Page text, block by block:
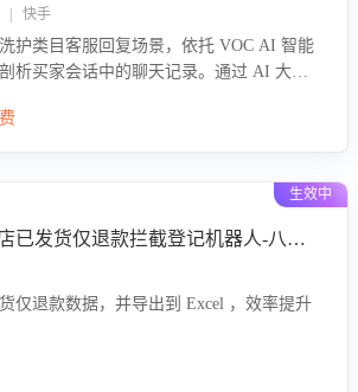
| 快手
护类目客服回复场景，依托 VOC AI 智能
析买家会话中的聊天记录。通过 AI 大模
针对性改进策略，助力商家快速优化快捷
生效中
抖音小店已发货仅退款拦截登记机器人-八爪鱼
仅退款数据，并导出到 Excel ，效率提升